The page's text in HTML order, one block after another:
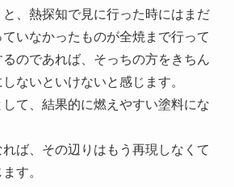
、熱探知で見に行った時にはまだ
いなかったものが全焼まで行って
のであれば、そっちの方をきちん
ないといけないと感じます。
て、結果的に燃えやすい塗料にな
ば、その辺りはもう再現しなくて
す。